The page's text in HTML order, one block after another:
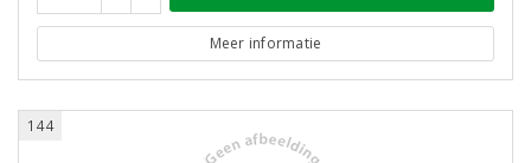
Meer informatie
144